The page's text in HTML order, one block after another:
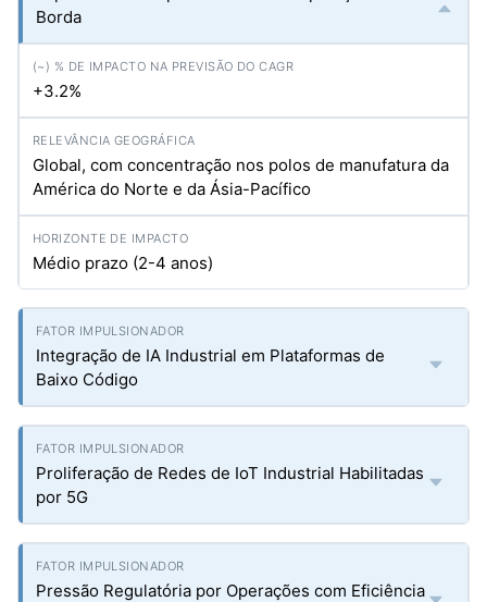
Borda
+3.2%
Global, com concentração nos polos de manufatura da
América do Norte e da Ásia-Pacífico
Médio prazo (2-4 anos)
Integração de IA Industrial em Plataformas de
Baixo Código
Proliferação de Redes de IoT Industrial Habilitadas
por 5G
Pressão Regulatória por Operações com Eficiência